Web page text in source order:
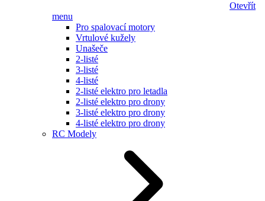
Otevřít
menu
Pro spalovací motory
Vrtulové kužely
Unašeče
2-listé
3-listé
4-listé
2-listé elektro pro letadla
2-listé elektro pro drony
3-listé elektro pro drony
4-listé elektro pro drony
RC Modely